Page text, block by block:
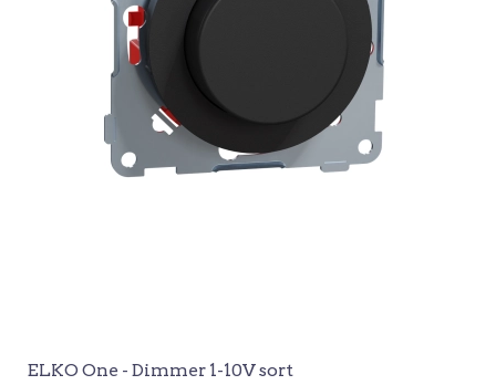
ELKO One - Dimmer 1-10V sort